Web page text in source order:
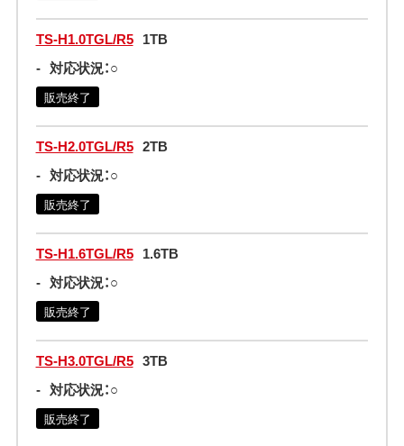
TS-H1.0TGL/R5 1TB
- 対応状況：○
販売終了
TS-H2.0TGL/R5 2TB
- 対応状況：○
販売終了
TS-H1.6TGL/R5 1.6TB
- 対応状況：○
販売終了
TS-H3.0TGL/R5 3TB
- 対応状況：○
販売終了